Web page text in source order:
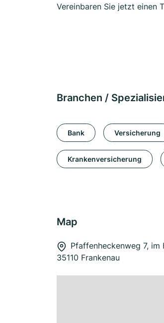
Vereinbaren Sie jetzt einen
Branchen /
Bank Versicherung
Krankenversicherung
Map
Pfaffenheckenweg 7, im
35110 Frankenau